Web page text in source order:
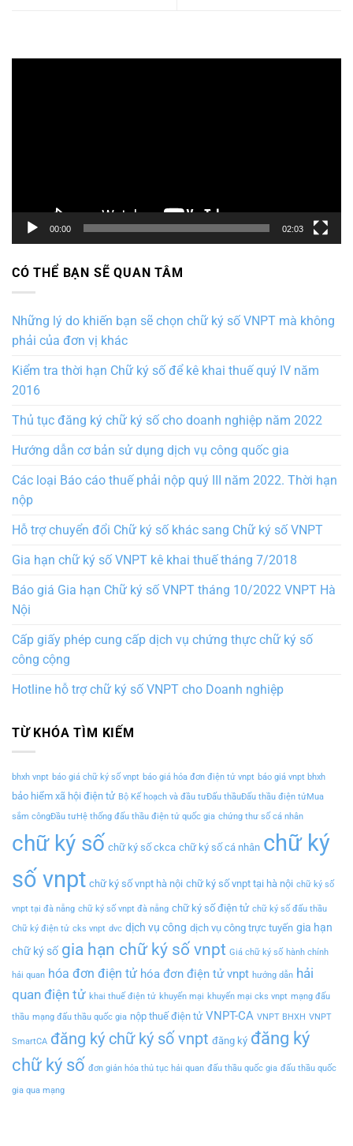
00:00 02:03
CÓ THỂ BẠN SẼ QUAN TÂM
Những lý do khiến bạn sẽ chọn chữ ký số VNPT mà không
phải của đơn vị khác
Kiểm tra thời hạn Chữ ký số để kê khai thuế quý IV năm
2016
Thủ tục đăng ký chữ ký số cho doanh nghiệp năm 2022
Hướng dẫn cơ bản sử dụng dịch vụ công quốc gia
Các loại Báo cáo thuế phải nộp quý III năm 2022. Thời hạn
nộp
Hỗ trợ chuyển đổi Chữ ký số khác sang Chữ ký số VNPT
Gia hạn chữ ký số VNPT kê khai thuế tháng 7/2018
Báo giá Gia hạn Chữ ký số VNPT tháng 10/2022 VNPT Hà
Nội
Cấp giấy phép cung cấp dịch vụ chứng thực chữ ký số
công cộng
Hotline hỗ trợ chữ ký số VNPT cho Doanh nghiệp
TỪ KHÓA TÌM KIẾM
bhxh vnpt báo giá chữ ký số vnpt báo giá hóa đơn điện tử vnpt báo giá vnpt bhxh
bảo hiểm xã hội điện tử Bộ Kế hoạch và đầu tưĐấu thầuĐấu thầu điện tửMua
sắm côngĐầu tưHệ thống đấu thầu điện tử quốc gia chứng thư số cá nhân
chữ ký số chữ ký số ckca chữ ký số cá nhân chữ ký
số vnpt chữ ký số vnpt hà nội chữ ký số vnpt tại hà nội chữ ký số
vnpt tại đà nẵng chữ ký số vnpt đà nẵng chữ ký số điện tử chữ ký số đấu thầu
Chữ ký điện tử cks vnpt dvc dịch vụ công dịch vụ công trực tuyến gia hạn
chữ ký số gia hạn chữ ký số vnpt Giá chữ ký số hành chính
hải quan hóa đơn điện tử hóa đơn điện tử vnpt hướng dẫn hải
quan điện tử khai thuế điện tử khuyến mại khuyến mại cks vnpt mạng đấu
thầu mạng đấu thầu quốc gia nộp thuế điện tử VNPT-CA VNPT BHXH VNPT
SmartCA đăng ký chữ ký số vnpt đăng ký đăng ký
chữ ký số đơn giản hóa thủ tục hải quan đấu thầu quốc gia đấu thầu quốc
gia qua mạng